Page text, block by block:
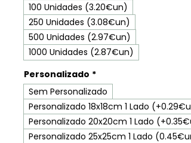
100 Unidades (3.20€un)
250 Unidades (3.08€un)
500 Unidades (2.97€un)
1000 Unidades (2.87€un)
Personalizado *
Sem Personalizado
Personalizado 18x18cm 1 Lado
Personalizado 20x20cm 1 Lado
Personalizado 25x25cm 1 Lado